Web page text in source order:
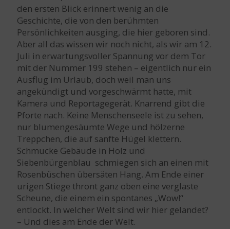
den ersten Blick erinnert wenig an die
Geschichte, die von den berühmten
Persönlichkeiten ausging, die hier geboren sind.
Aber all das wissen wir noch nicht, als wir am 12.
Juli in erwartungsvoller Spannung vor dem Tor
mit der Nummer 199 stehen – eigentlich nur ein
Ausflug im Urlaub, doch weil man uns
angekündigt und vorgeschwärmt hatte, mit
Kamera und Reportagegerät. Knarrend gibt die
Pforte nach. Keine Menschenseele ist zu sehen,
nur blumengesäumte Wege und hölzerne
Treppchen, die auf sanfte Hügel klettern.
Schmucke Gebäude in Holz und
Siebenbürgenblau schmiegen sich an einen mit
Rosenbüschen übersäten Hang. Am Ende einer
urigen Stiege thront ganz oben eine verglaste
Scheune, die einem ein spontanes „Wow!“
entlockt. In welcher Welt sind wir hier gelandet?
– Und dies am Ende der Welt.